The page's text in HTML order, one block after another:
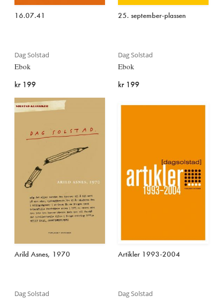
16.07.41
Dag Solstad
Ebok
kr 199
25. september-plassen
Dag Solstad
Ebok
kr 199
Arild Asnes, 1970
Dag Solstad
Artikler 1993-2004
Dag Solstad